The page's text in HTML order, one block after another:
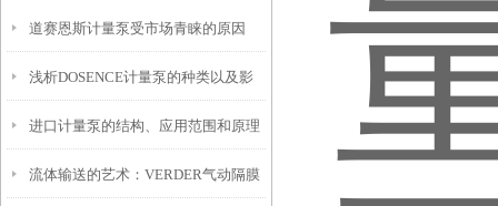
道赛恩斯计量泵受市场青睐的原因
浅析DOSENCE计量泵的种类以及影
响精度的要素
进口计量泵的结构、应用范围和原理
流体输送的艺术：VERDER气动隔膜